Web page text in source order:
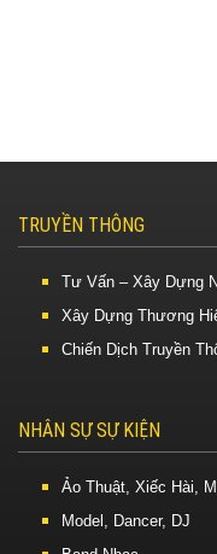
TRUYỀN THÔNG
Tư Vấn – Xây Dựng
Xây Dựng Thương
Chiến Dịch Truyền
NHÂN SỰ SỰ KIỆN
Ảo Thuật, Xiếc Hài,
Model, Dancer, DJ